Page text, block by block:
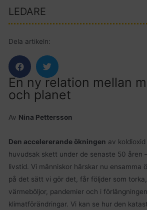
LEDARE
Dela artikeln:
En ny relation mellan
och
Av Nina Pettersson
Den accelererande ökningen av
huvudsak skett under de senaste 50 åren
livstid. Vi människor härskar nu ensamma
på det sätt vi gör det, får följder som
värmeböljor, pandemier och i
klimatförändringar. Vi kan se hur den